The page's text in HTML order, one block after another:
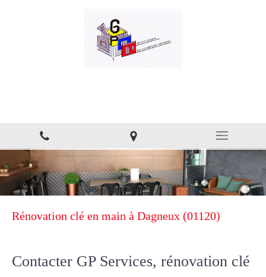
Rénovation clé en main à Dagneux (01120)
Contacter GP Services, rénovation clé